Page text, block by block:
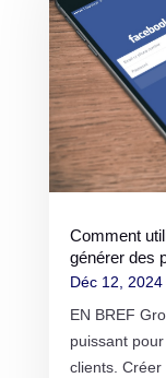
Comment
générer des
Déc 12, 2024
EN BREF
puissant
clients. Créer